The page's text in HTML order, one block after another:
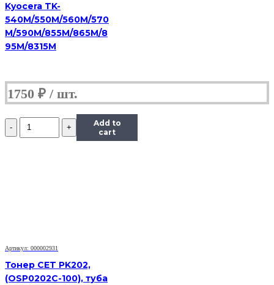
Kyocera TK-
540M/550M/560M/570
M/590M/855M/865M/8
95M/8315M
1750 ₽
Количество
Тонер
банка
Add to
cart
Артикул: 000002931
Тонер CET PK202,
(OSP0202C-100), туба